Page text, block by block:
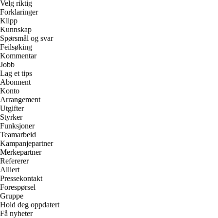
Velg riktig
Forklaringer
Klipp
Kunnskap
Spørsmål og svar
Feilsøking
Kommentar
Jobb
Lag et tips
Abonnent
Konto
Arrangement
Utgifter
Styrker
Funksjoner
Teamarbeid
Kampanjepartner
Merkepartner
Refererer
Alliert
Pressekontakt
Forespørsel
Gruppe
Hold deg oppdatert
Få nyheter